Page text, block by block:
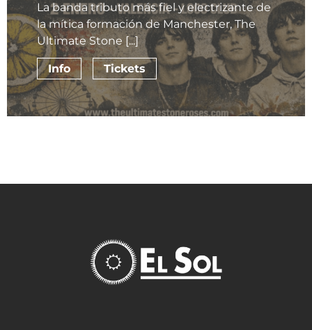
La banda tributo más fiel y electrizante de
la mítica formación de Manchester, The
Ultimate Stone [...]
Info Tickets